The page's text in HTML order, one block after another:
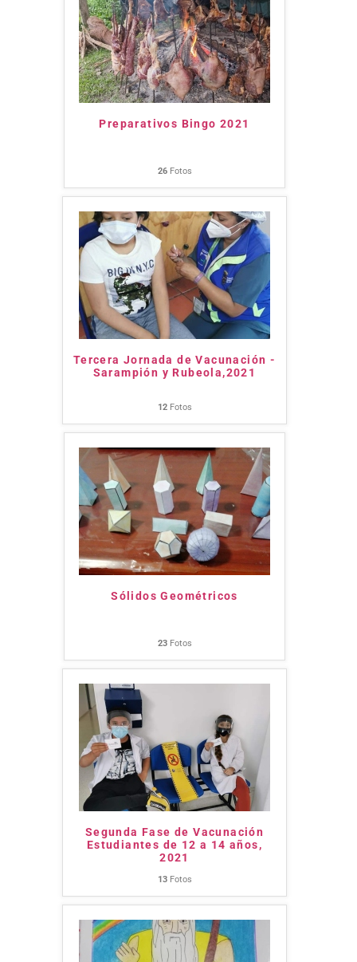
Preparativos Bingo 2021
26Fotos
Tercera Jornada de Vacunación -
Sarampión y Rubeola,2021
12Fotos
Sólidos Geométricos
23Fotos
Segunda Fase de Vacunación
Estudiantes de 12 a 14 años,
2021
13Fotos